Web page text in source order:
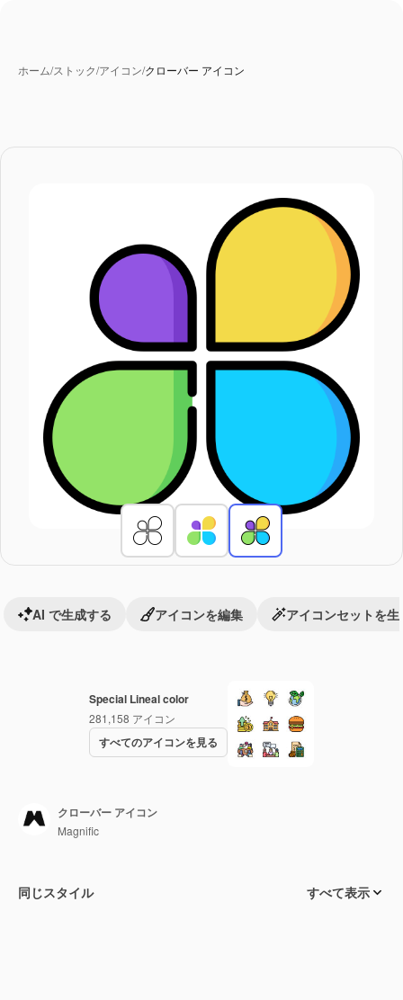
ホーム/ストック/アイコン/クローバー アイコン
Special Lineal color
281,158 アイコン
すべてのアイコンを見る
AI で生成する アイコンを編集 アイコンセットを生
クローバー アイコン
Magnific
同じスタイル すべて表示